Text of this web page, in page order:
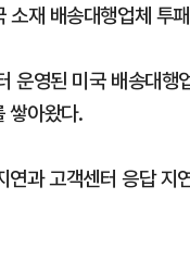
소재 배송대행업체 투
운영된 미국 배송대행
쌓아왔다.
연과 고객센터 응답